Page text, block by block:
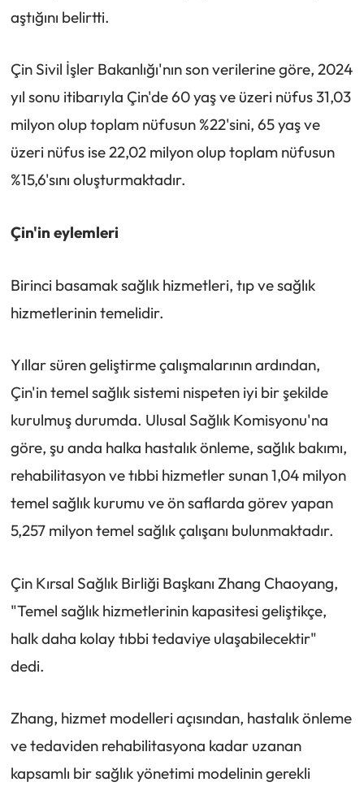
aştığını belirtti.
Çin Sivil İşler Bakanlığı'nın son verilerine göre, 2024
yıl sonu itibarıyla Çin'de 60 yaş ve üzeri nüfus 31,03
milyon olup toplam nüfusun %22'sini, 65 yaş ve
üzeri nüfus ise 22,02 milyon olup toplam nüfusun
%15,6'sını oluşturmaktadır.
Çin'in eylemleri
Birinci basamak sağlık hizmetleri, tıp ve sağlık
hizmetlerinin temelidir.
Yıllar süren geliştirme çalışmalarının ardından,
Çin'in temel sağlık sistemi nispeten iyi bir şekilde
kurulmuş durumda. Ulusal Sağlık Komisyonu'na
göre, şu anda halka hastalık önleme, sağlık bakımı,
rehabilitasyon ve tıbbi hizmetler sunan 1,04 milyon
temel sağlık kurumu ve ön saflarda görev yapan
5,257 milyon temel sağlık çalışanı bulunmaktadır.
Çin Kırsal Sağlık Birliği Başkanı Zhang Chaoyang,
"Temel sağlık hizmetlerinin kapasitesi geliştikçe,
halk daha kolay tıbbi tedaviye ulaşabilecektir"
dedi.
Zhang, hizmet modelleri açısından, hastalık önleme
ve tedaviden rehabilitasyona kadar uzanan
kapsamlı bir sağlık yönetimi modelinin gerekli